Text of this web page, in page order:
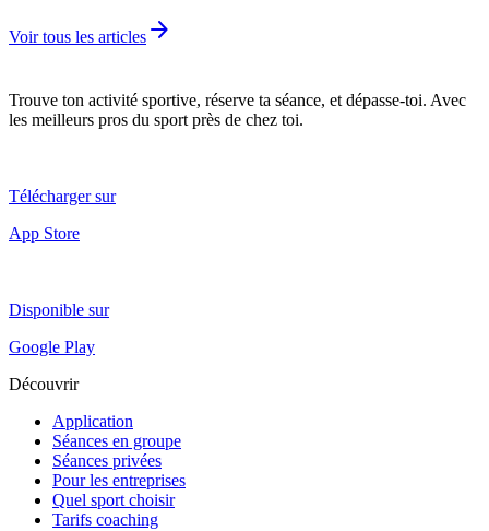
Voir tous les articles arrow_forward
Trouve ton activité sportive, réserve ta séance, et dépasse-toi. Avec
les meilleurs pros du sport près de chez toi.
Télécharger sur
App Store
Disponible sur
Google Play
Découvrir
Application
Séances en groupe
Séances privées
Pour les entreprises
Quel sport choisir
Tarifs coaching